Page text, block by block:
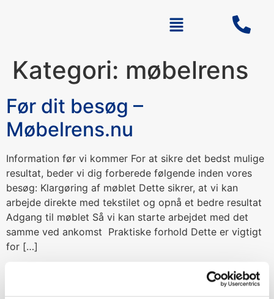
Kategori: møbelrens
Før dit besøg –
Møbelrens.nu
Information før vi kommer For at sikre det bedst mulige
resultat, beder vi dig forberede følgende inden vores
besøg: Klargøring af møblet Dette sikrer, at vi kan
arbejde direkte med tekstilet og opnå et bedre resultat
Adgang til møblet Så vi kan starte arbejdet med det
samme ved ankomst Praktiske forhold Dette er vigtigt
for […]
Møbelrens erfaringer –